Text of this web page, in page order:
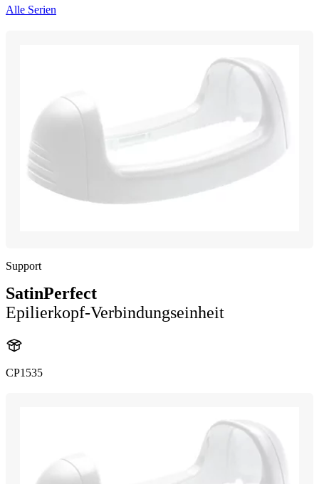
Alle Serien
Support
SatinPerfect
Epilierkopf-Verbindungseinheit
CP1535